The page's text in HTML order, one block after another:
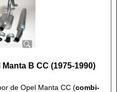
B CC (1975-1990)
de Opel Manta CC (combi-